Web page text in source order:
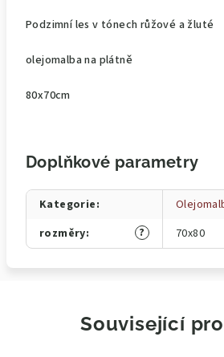
Podzimní les v tónech růžové a žluté
olejomalba na plátně
80x70cm
Doplňkové parametry
Kategorie:
?
rozměry: 70x80
Související